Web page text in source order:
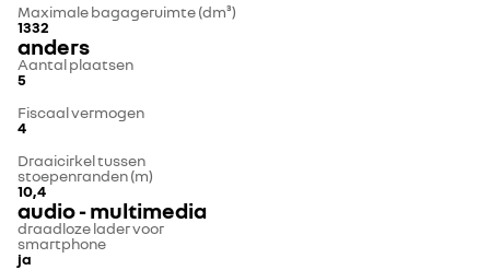
Maximale bagageruimte (dm³)
1332
anders
Aantal plaatsen
5
Fiscaal vermogen
4
Draaicirkel tussen
stoepenranden (m)
10,4
audio - multimedia
draadloze lader voor
smartphone
ja